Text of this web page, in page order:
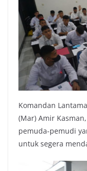
Komandan
(Mar) Amir
pemuda-pemudi
untuk segera